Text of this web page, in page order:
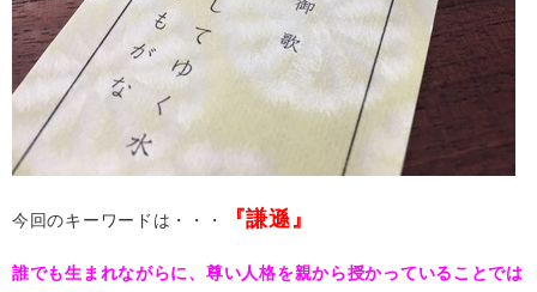
今回のキーワードは・・・ 『謙遜』
誰でも生まれながらに、尊い人格を親から授かっていることでは